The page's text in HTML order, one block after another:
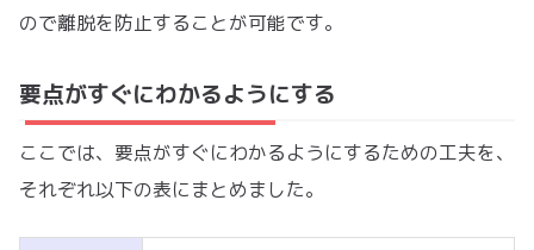
ので離脱を防止することが可能です。
要点がすぐにわかるようにする
ここでは、要点がすぐにわかるようにするための工夫を、
それぞれ以下の表にまとめました。